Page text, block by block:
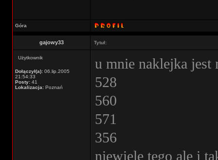
Góra
gajowy33 Tytuł:
Użytkownik
Dołączył(a): 06.lip.2005
21:54:33
Posty: 41
Lokalizacja: Poznań
u mnie naklejka jest
528
560
571
356
niewiele tego ale i